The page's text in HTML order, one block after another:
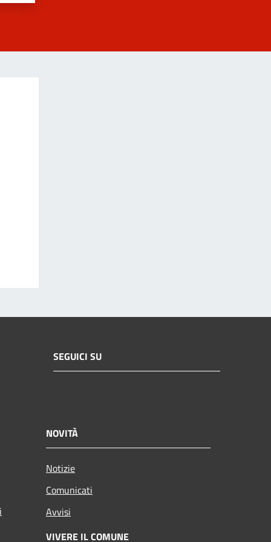
SEGUICI SU
NOVITÀ
Notizie
Comunicati
Avvisi
VIVERE IL COMUNE